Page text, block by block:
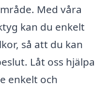
Med våra
kan du enkelt
så att du kan
Låt oss hjälpa
enkelt och